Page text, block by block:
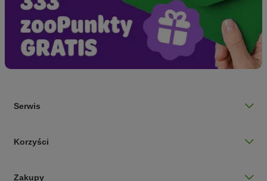
Serwis
Korzyści
Zakupy